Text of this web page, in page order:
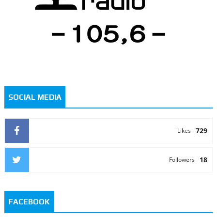
SOCIAL MEDIA
729
Likes
18
Followers
FACEBOOK